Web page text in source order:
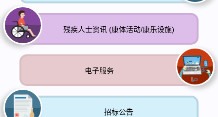
残疾人士资讯 (康体活动/康乐设施)
电子服务
招标公告